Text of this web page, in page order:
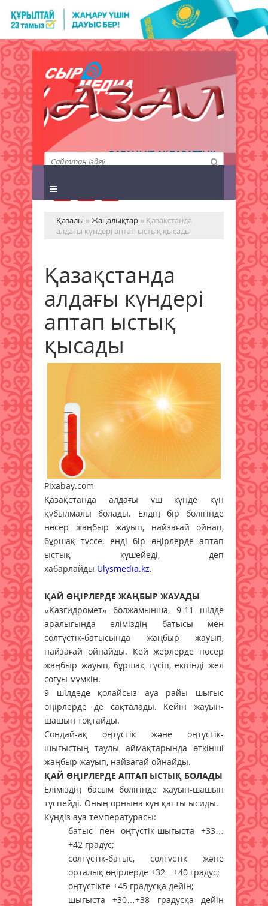
QAZALY.KZ АҚПАРАТТЫҚ
АГЕНТТІГІ
Қазалы »Жаңалықтар » Қазақстанда
алдағы күндері аптап ыстық қысады
Қазақстанда
алдағы күндері
аптап ыстық
қысады
Pixabay.com
Қазақстанда алдағы үш күнде күн
құбылмалы болады. Елдің бір бөлігінде
нөсер жаңбыр жауып, найзағай ойнап,
бұршақ түссе, енді бір өңірлерде аптап
ыстық күшейеді, деп
хабарлайды Ulysmedia.kz.
ҚАЙ ӨҢІРЛЕРДЕ ЖАҢБЫР ЖАУАДЫ
«Қазгидромет» болжамынша, 9-11 шілде
аралығында еліміздің батысы мен
солтүстік-батысында жаңбыр жауып,
найзағай ойнайды. Кей жерлерде нөсер
жаңбыр жауып, бұршақ түсіп, екпінді жел
соғуы мүмкін.
9 шілдеде қолайсыз ауа райы шығыс
өңірлерде де сақталады. Кейін жауын-
шашын тоқтайды.
Сондай-ақ оңтүстік және оңтүстік-
шығыстың таулы аймақтарында өткінші
жаңбыр жауып, найзағай ойнайды.
ҚАЙ ӨҢІРЛЕРДЕ АПТАП ЫСТЫҚ БОЛАДЫ
Еліміздің басым бөлігінде жауын-шашын
түспейді. Оның орнына күн қатты ысиды.
Күндіз ауа температурасы:
батыс пен оңтүстік-шығыста +33…
+42 градус;
солтүстік-батыс, солтүстік және
орталық өңірлерде +32…+40 градус;
оңтүстікте +45 градусқа дейін;
шығыста +30…+38 градусқа дейін